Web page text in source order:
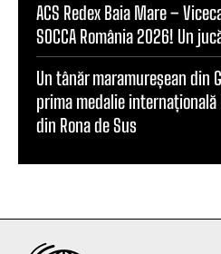
ACS Redex Baia Mare –
SOCCA România 2026! Un
Un tânăr maramureșean din
prima medalie
din Rona de Sus